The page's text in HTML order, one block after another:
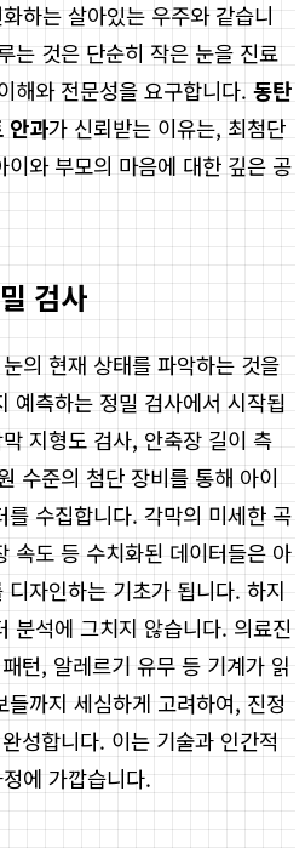
하는 살아있는 우주와 같습니
는 것은 단순히 작은 눈을 진료
해와 전문성을 요구합니다. 동탄
안과가 신뢰받는 이유는, 최첨단
와 부모의 마음에 대한 깊은 공
검사
의 현재 상태를 파악하는 것을
예측하는 정밀 검사에서 시작됩
지형도 검사, 안축장 길이 측
수준의 첨단 장비를 통해 아이
수집합니다. 각막의 미세한 곡
속도 등 수치화된 데이터들은 아
자인하는 기초가 됩니다. 하지
분석에 그치지 않습니다. 의료진
턴, 알레르기 유무 등 기계가 읽
까지 세심하게 고려하여, 진정
성합니다. 이는 기술과 인간적
에 가깝습니다.